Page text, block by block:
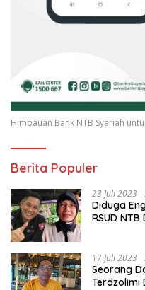
Himbauan Bank NTB Syariah
Berita Populer
23 Juli 2023
Diduga
RSUD
17 Juli 2023
Seorang
Terdzolimi